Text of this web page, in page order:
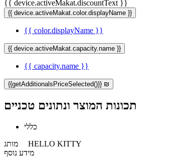
{{ device.activeMakat.discountText }}
{{ device.activeMakat.color.displayName }}
{{ color.displayName }}
{{ device.activeMakat.capacity.name }}
{{ capacity.name }}
{{getAdditionalsPriceSelected()}} ₪
תכונות המוצר ונתונים טכניים
כללי
מותג HELLO KITTY
מידע נוסף